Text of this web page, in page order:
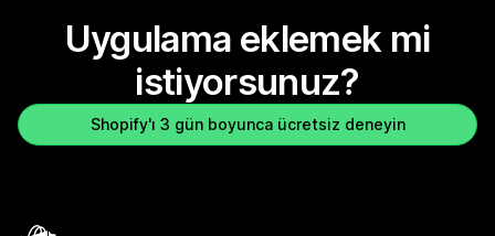
Uygulama eklemek mi
istiyorsunuz?
Shopify'ı 3 gün boyunca ücretsiz deneyin